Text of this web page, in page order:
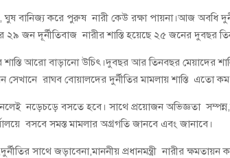
ঘুষ বানিজ্য করে পুরুষ নারী কেউ রক্ষা পায়না।আজ অবধি
জন দূর্নীতিবাজ নারীর শাস্তি হয়েছে ২৫ জনের দুবছর
শাস্তি আরো বাড়ানো উচিৎ।দুবছর আর তিনবছর মেয়াদের
সেখানে রাঘব বোয়ালদের দুর্নীতির মামলায় শাস্তি এতো
নড়েচড়ে বসতে হবে। সাথে প্রয়োজন অভিজ্ঞতা
বসবে সমস্ত মামলার অগ্রগতি জানবে এবং জানাবে।
সাথে জড়াবেনা,মাননীয় প্রধানমন্ত্রী নারীর